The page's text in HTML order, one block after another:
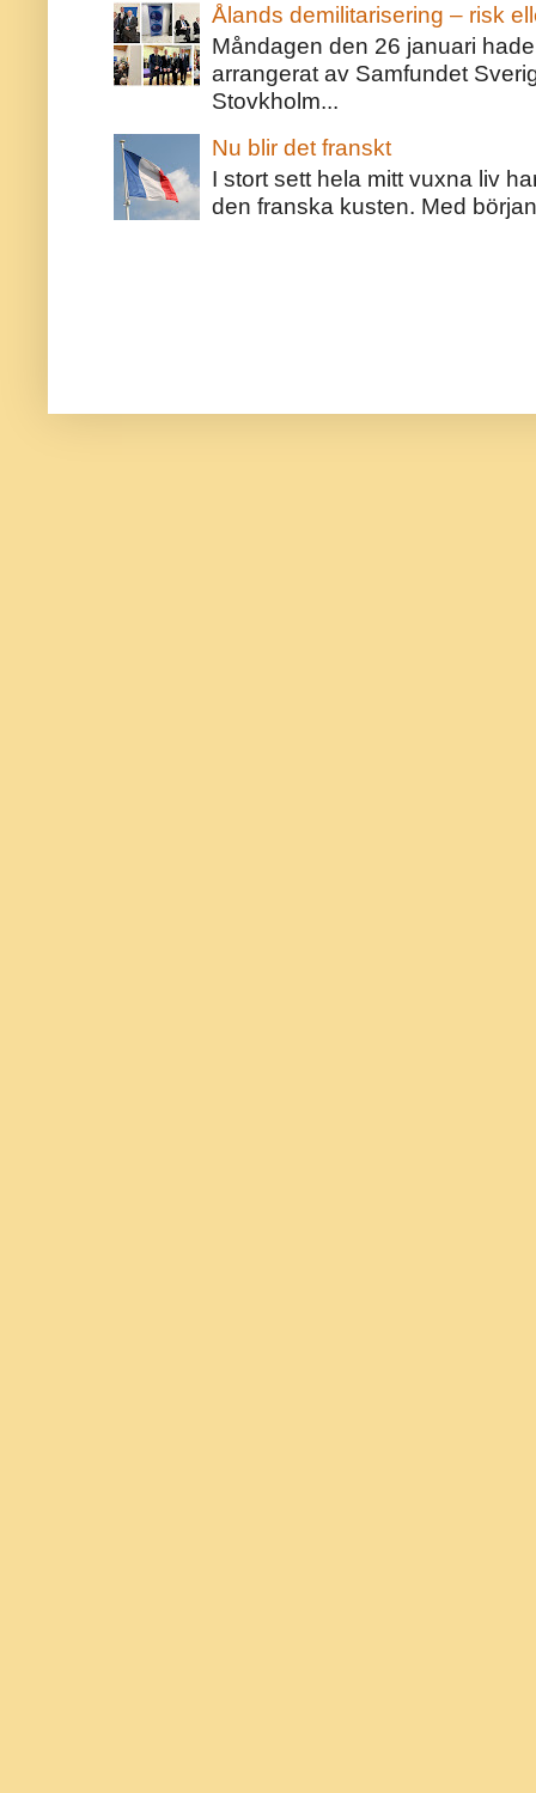
Ålands demilitarisering – risk
Måndagen den 26 januari
arrangerat av Samfundet
Stovkholm...
Nu blir det franskt
I stort sett hela mitt vuxna liv
den franska kusten. Med